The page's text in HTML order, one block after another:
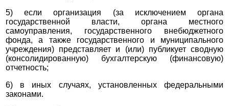
5) если организация (за исключением органа
государственной власти, органа местного
самоуправления, государственного внебюджетного
фонда, а также государственного и муниципального
учреждения) представляет и (или) публикует сводную
(консолидированную) бухгалтерскую (финансовую)
отчетность;
6) в иных случаях, установленных федеральными
законами.